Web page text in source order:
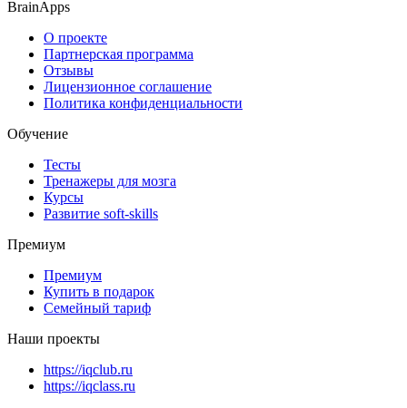
BrainApps
О проекте
Партнерская программа
Отзывы
Лицензионное соглашение
Политика конфиденциальности
Обучение
Тесты
Тренажеры для мозга
Курсы
Развитие soft-skills
Премиум
Премиум
Купить в подарок
Семейный тариф
Наши проекты
https://iqclub.ru
https://iqclass.ru